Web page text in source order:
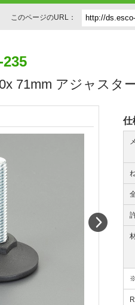
このページのURL：
71mm アジャスタ
仕